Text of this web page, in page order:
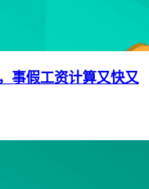
事假工资计算又快又